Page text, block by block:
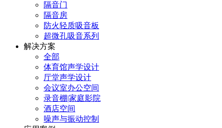
隔音门
隔音房
防火轻质吸音板
超微孔吸音系列
解决方案
全部
体育馆声学设计
厅堂声学设计
会议室办公空间
录音棚|家庭影院
酒店空间
噪声与振动控制